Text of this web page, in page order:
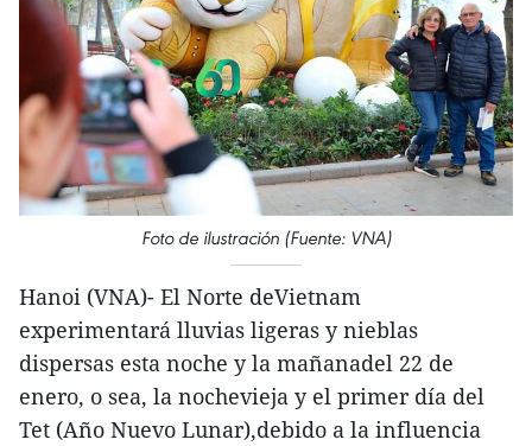
Foto de ilustración (Fuente: VNA)
Hanoi (VNA)- El Norte deVietnam
experimentará lluvias ligeras y nieblas
dispersas esta noche y la mañanadel 22 de
enero, o sea, la nochevieja y el primer día del
Tet (Año Nuevo Lunar),debido a la influencia